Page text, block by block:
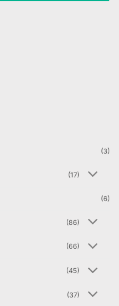
(3)
(17)
(6)
(86)
(66)
(45)
(37)